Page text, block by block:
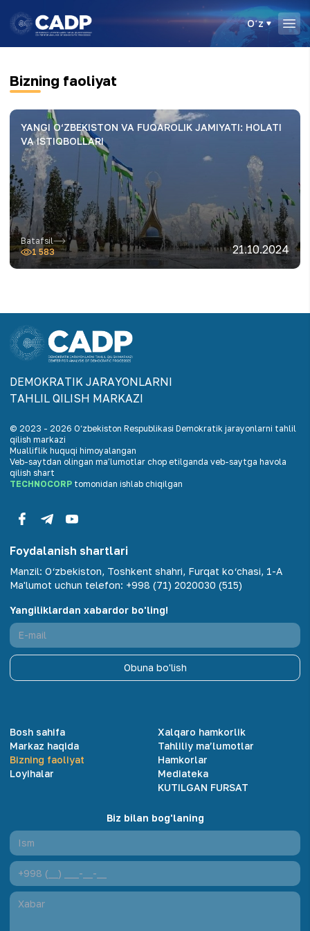
Oʻz
Bizning faoliyat
YANGI O‘ZBEKISTON VA FUQAROLIK JAMIYATI: HOLATI
VA ISTIQBOLLARI
Batafsil
1 583
21.10.2024
DEMOKRАTIK JАRАYONLАRNI
TАHLIL QILISH MАRKАZI
© 2023 - 2026 O‘zbekiston Respublikasi Demokratik jarayonlarni tahlil
qilish markazi
Mualliflik huquqi himoyalangan
Veb-saytdan olingan maʼlumotlar chop etilganda veb-saytga havola
qilish shart
TECHNOCORP tomonidan ishlab chiqilgan
Foydalanish shartlari
Manzil: O‘zbekiston, Toshkent shahri, Furqat ko‘chasi, 1-A
Ma'lumot uchun telefon: +998 (71) 2020030 (515)
Yangiliklardan xabardor bo'ling!
Obuna bo'lish
Bosh sahifa
Markaz haqida
Bizning faoliyat
Loyihalar
Xalqaro hamkorlik
Tahliliy ma’lumotlar
Hamkorlar
Mediateka
KUTILGAN FURSAT
Biz bilan bog'laning